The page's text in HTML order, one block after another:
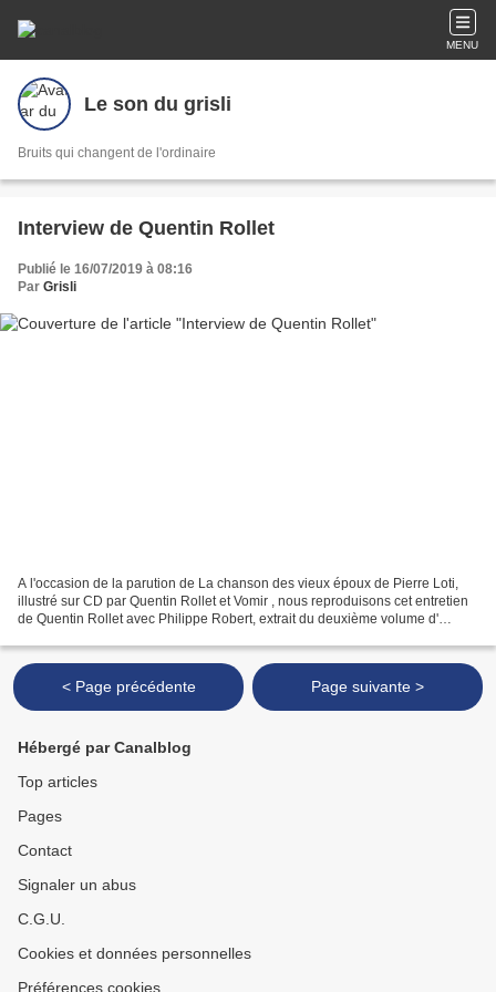
MENU
Le son du grisli
Bruits qui changent de l'ordinaire
Interview de Quentin Rollet
Publié le 16/07/2019 à 08:16
Par Grisli
A l'occasion de la parution de La chanson des vieux époux de Pierre Loti,
illustré sur CD par Quentin Rollet et Vomir , nous reproduisons cet entretien
de Quentin Rollet avec Philippe Robert, extrait du deuxième volume d'
< Page précédente Page suivante >
Hébergé par Canalblog
Top articles
Pages
Contact
Signaler un abus
C.G.U.
Cookies et données personnelles
Préférences cookies